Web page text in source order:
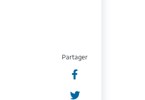
Partager

sur
Partager